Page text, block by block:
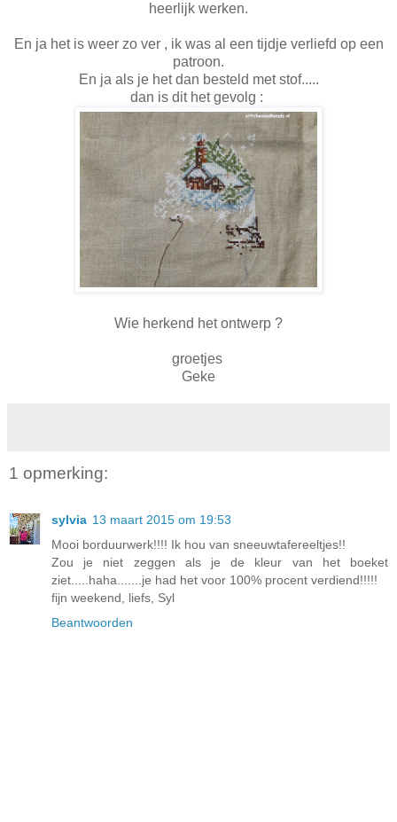
heerlijk werken.
En ja het is weer zo ver , ik was al een tijdje verliefd op een
patroon.
En ja als je het dan besteld met stof.....
dan is dit het gevolg :
Wie herkend het ontwerp ?
groetjes
Geke
1 opmerking:
sylvia 13 maart 2015 om 19:53
Mooi borduurwerk!!!! Ik hou van sneeuwtafereeltjes!!
Zou je niet zeggen als je de kleur van het boeket
ziet.....haha.......je had het voor 100% procent verdiend!!!!!
fijn weekend, liefs, Syl
Beantwoorden